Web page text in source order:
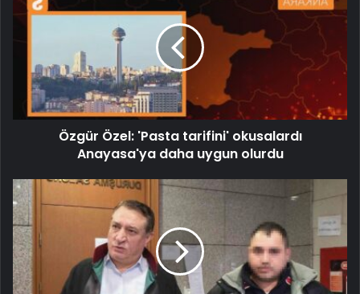
Özgür Özel: 'Pasta tarifini' okusalardı
Anayasa'ya daha uygun olurdu